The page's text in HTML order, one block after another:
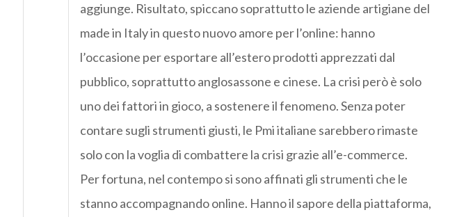
aggiunge. Risultato, spiccano soprattutto le aziende artigiane del
made in Italy in questo nuovo amore per l’online: hanno
l’occasione per esportare all’estero prodotti apprezzati dal
pubblico, soprattutto anglosassone e cinese. La crisi però è solo
uno dei fattori in gioco, a sostenere il fenomeno. Senza poter
contare sugli strumenti giusti, le Pmi italiane sarebbero rimaste
solo con la voglia di combattere la crisi grazie all’e-commerce.
Per fortuna, nel contempo si sono affinati gli strumenti che le
stanno accompagnando online. Hanno il sapore della piattaforma,